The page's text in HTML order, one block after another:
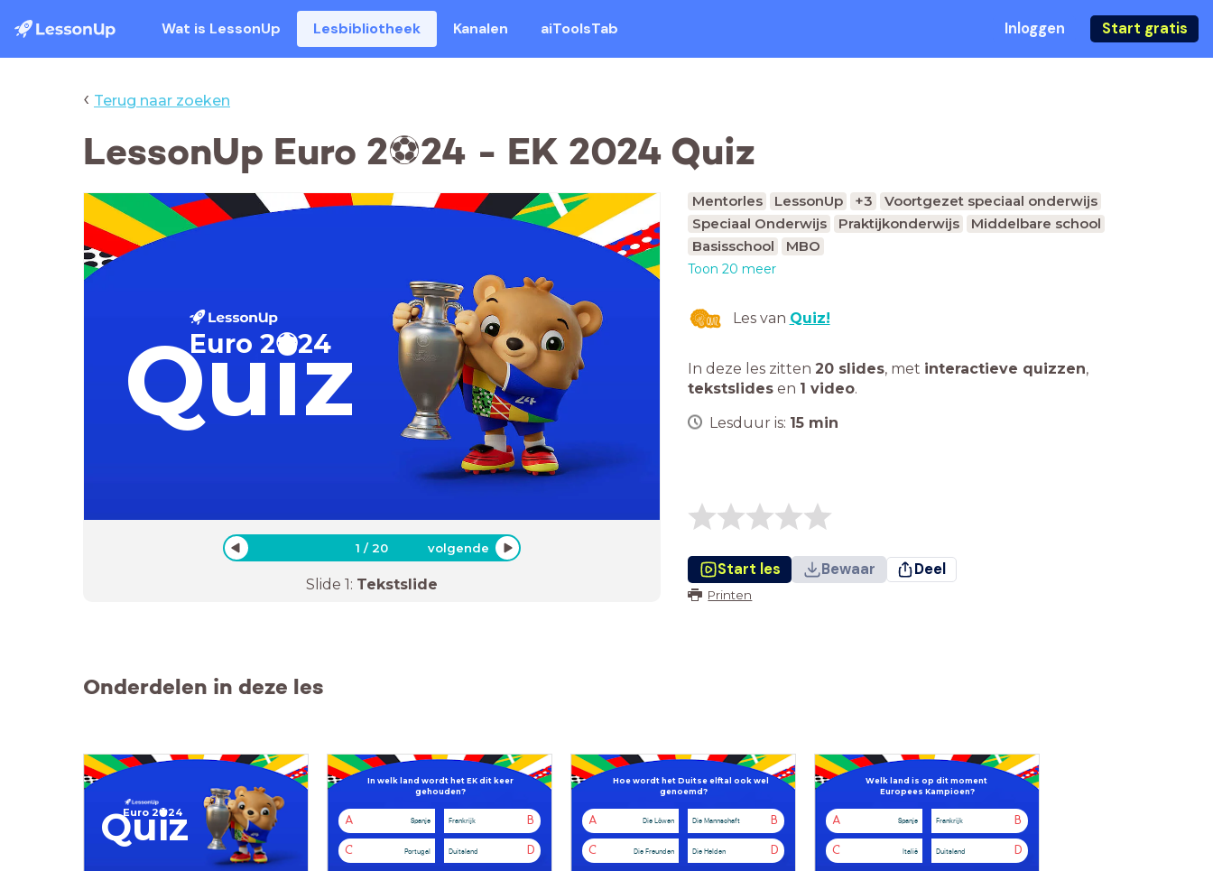
Wat is LessonUp Lesbibliotheek Kanalen aiToolsTab Inloggen Start gratis
‹ Terug naar zoeken
LessonUp Euro 2⚽️24 - EK 2024 Quiz
Quiz
Euro 2⚽️24
1 /20 volgende
Slide 1: Tekstslide
Mentorles LessonUp +3
Voortgezet speciaal onderwijs
Speciaal Onderwijs
Praktijkonderwijs
Middelbare school
Basisschool
MBO
Toon 20 meer
Les van Quiz!
In deze les zitten 20 slides, met interactieve quizzen,
tekstslides en 1 video.
Lesduur is: 15 min
Start les Bewaar Deel
Printen
Onderdelen in deze les
Quiz
Euro 2⚽️24
In welk land wordt het EK dit keer
gehouden?
A Spanje B
Frankrijk
C Portugal D
Duitsland
Hoe wordt het Duitseelftal ook wel
genoemd?
A Die Löwen B
Die Mannschaft
C Die Freunden D
Die Helden
Welk land is op dit moment
Europees Kampioen?
A Spanje B
Frankrijk
C Italië D
Duitsland